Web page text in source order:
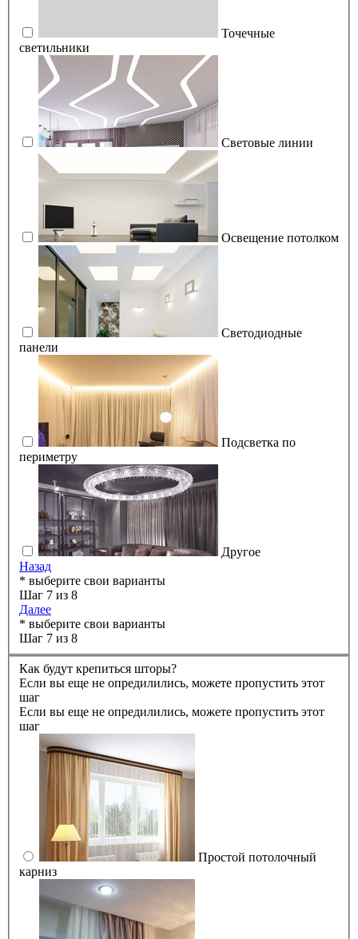
Точечные
светильники
Световые линии
Освещение потолком
Светодиодные
панели
Подсветка по
периметру
Другое
Назад
* выберите свои варианты
Шаг 7 из 8
Далее
* выберите свои варианты
Шаг 7 из 8
Как будут крепиться шторы?
Если вы еще не опредилились, можете пропустить этот
шаг
Если вы еще не опредилились, можете пропустить этот
шаг
Простой потолочный
карниз